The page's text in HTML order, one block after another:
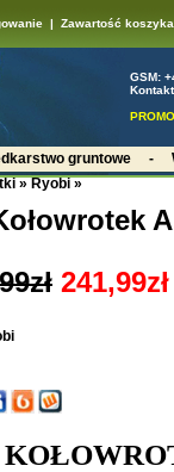
| Zawartość koszyka
GSM:
gruntowe -
» Ryobi »
241,99zł